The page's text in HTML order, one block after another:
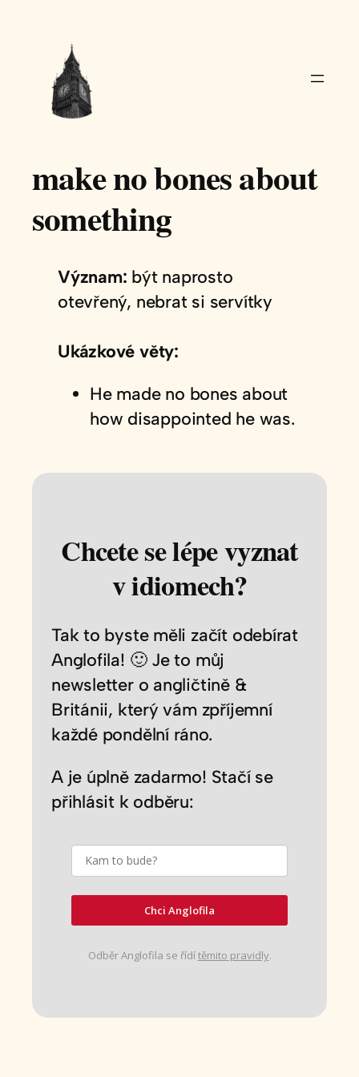
make no bones about
something
Význam: být naprosto
otevřený, nebrat si servítky
Ukázkové věty:
He made no bones about
how disappointed he was.
Chcete se lépe vyznat
v idiomech?
Tak to byste měli začít odebírat
Anglofila! 🙂 Je to můj
newsletter o angličtině &
Británii, který vám zpříjemní
každé pondělní ráno.
A je úplně zadarmo! Stačí se
přihlásit k odběru:
Chci Anglofila
Odběr Anglofila se řídítěmito pravidly.